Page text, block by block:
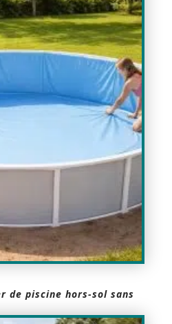
de piscine hors-sol sans